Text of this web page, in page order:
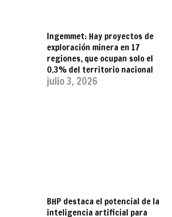
Ingemmet: Hay proyectos de
exploración minera en 17
regiones, que ocupan solo el
0.3% del territorio nacional
julio 3, 2026
BHP destaca el potencial de la
inteligencia artificial para